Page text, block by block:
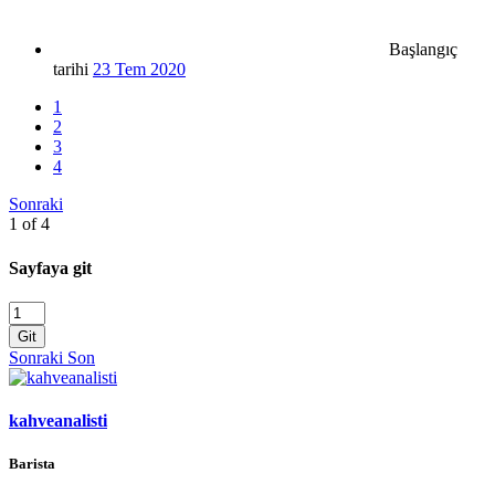
Başlangıç
tarihi 23 Tem 2020
1
2
3
4
Sonraki
1 of 4
Sayfaya git
Git
Sonraki Son
kahveanalisti
Barista